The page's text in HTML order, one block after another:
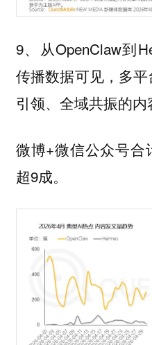
9、从OpenClaw到
传播数据可见，多
引领、全域共振的
微博+微信公众号合
超9成。